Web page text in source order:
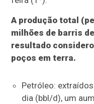
A produção total
milhões de barris
resultado
poços em terra.
Petróleo:
dia (bbl/d), um